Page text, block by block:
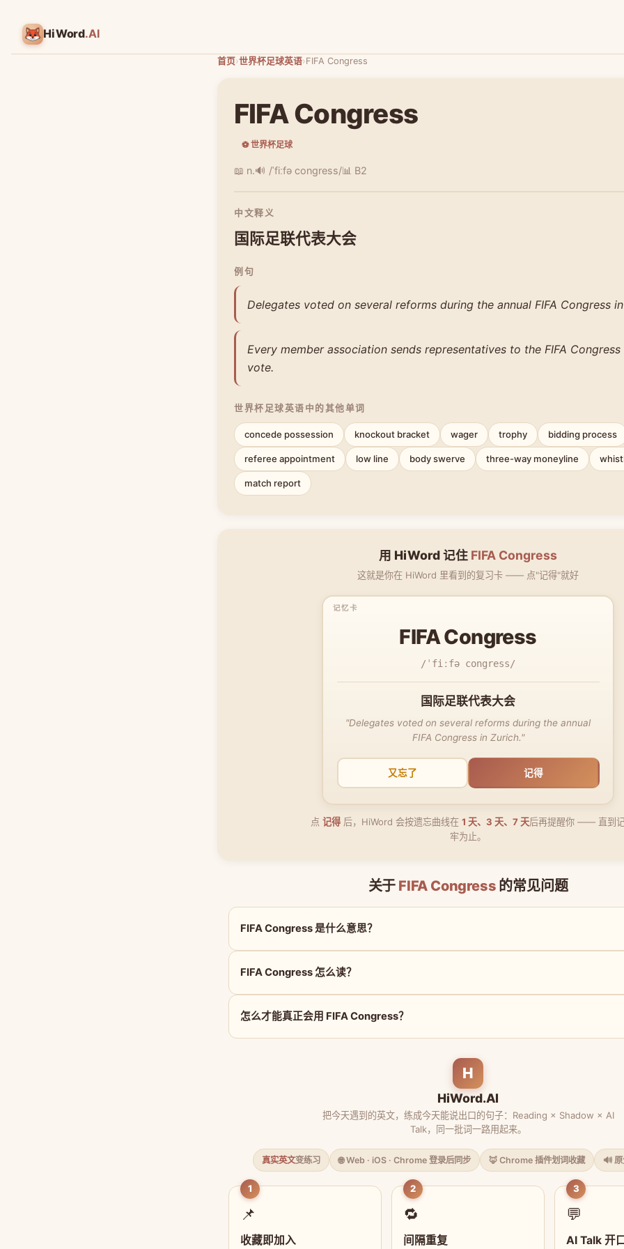
HiWord.AI
首页›世界杯足球英语›FIFA Congress
FIFA Congress
⚽ 世界杯足球
📖 n.🔊 /ˈfiːfə congress/📊 B2
中文释义
国际足联代表大会
例句
Delegates voted on several reforms during the annual FIFA Congress
Every member association sends representatives to the FIFA
vote.
世界杯足球英语中的其他单词
concede possession knockout bracket wager trophy bidding process
referee appointment low line body swerve three-way moneyline
match report
用 HiWord 记住 FIFA Congress
这就是你在 HiWord 里看到的复习卡 —— 点"记得"就好
FIFA Congress
/ˈfiːfə congress/
国际足联代表大会
"Delegates voted on several reforms during the annual
FIFA Congress in Zurich."
又忘了 记得
点 记得 后，HiWord 会按遗忘曲线在 1 天、3 天、7 天后再提醒你 —— 直到
牢为止。
关于 FIFA Congress 的常见问题
FIFA Congress 是什么意思？
FIFA Congress 怎么读？
怎么才能真正会用 FIFA Congress？
H
HiWord.AI
把今天遇到的英文，练成今天能说出口的句子：Reading × Shadow × AI
Talk，同一批词一路用起来。
真实英文变练习 🌐 Web · iOS · Chrome 登录后同步 🦊 Chrome 插件划词收藏 🔊
1
📌
收藏即加入
2
🔁
间隔重复
3
💬
AI Talk 开